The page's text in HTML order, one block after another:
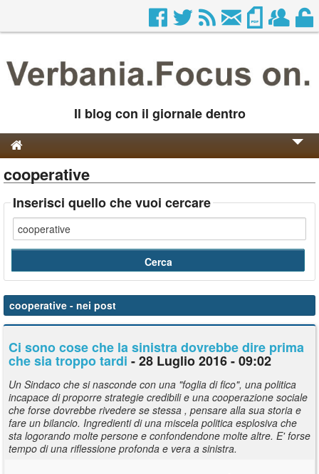
Il blog con il giornale dentro
Genesi e Storia
Contatti
cooperative
Inserisci quello che vuoi cercare
cooperative - nei post
Ci sono cose che la sinistra dovrebbe dire prima
che sia troppo tardi - 28 Luglio 2016 - 09:02
Un Sindaco che si nasconde con una "foglia di fico", una politica
incapace di proporre strategie credibili e una cooperazione sociale
che forse dovrebbe rivedere se stessa , pensare alla sua storia e
fare un bilancio. Ingredienti di una miscela politica esplosiva che
sta logorando molte persone e confondendone molte altre. E' forse
tempo di una riflessione profonda e vera a sinistra.